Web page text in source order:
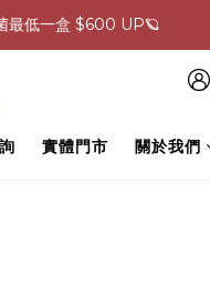
$2000結帳88折💖
最低一盒 $600 UP🪐
實體門市 關於我們